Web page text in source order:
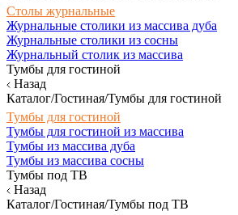
Столы журнальные
Журнальные столики из массива дуба
Журнальные столики из сосны
Журнальный столик из массива
Тумбы для гостиной
Назад
Каталог/Гостиная/Тумбы для гостиной
Тумбы для гостиной
Тумбы для гостиной из массива
Тумбы из массива дуба
Тумбы из массива сосны
Тумбы под ТВ
Назад
Каталог/Гостиная/Тумбы под ТВ